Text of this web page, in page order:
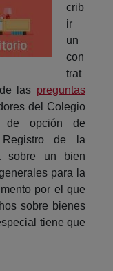
crib
ir
un
con
trat
las preguntas
del Colegio
de opción de
de la
sobre un bien
para la
por el que
sobre bienes
tiene que